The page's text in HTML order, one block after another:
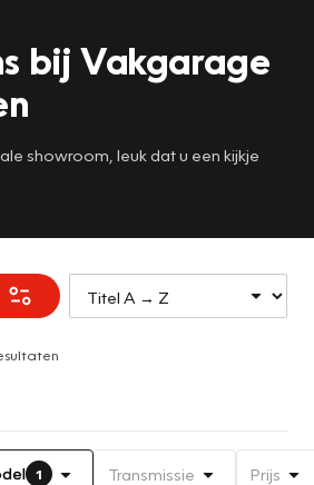
bij Vakgarage
showroom, leuk dat u een kijkje
1 Transmissie Prijs